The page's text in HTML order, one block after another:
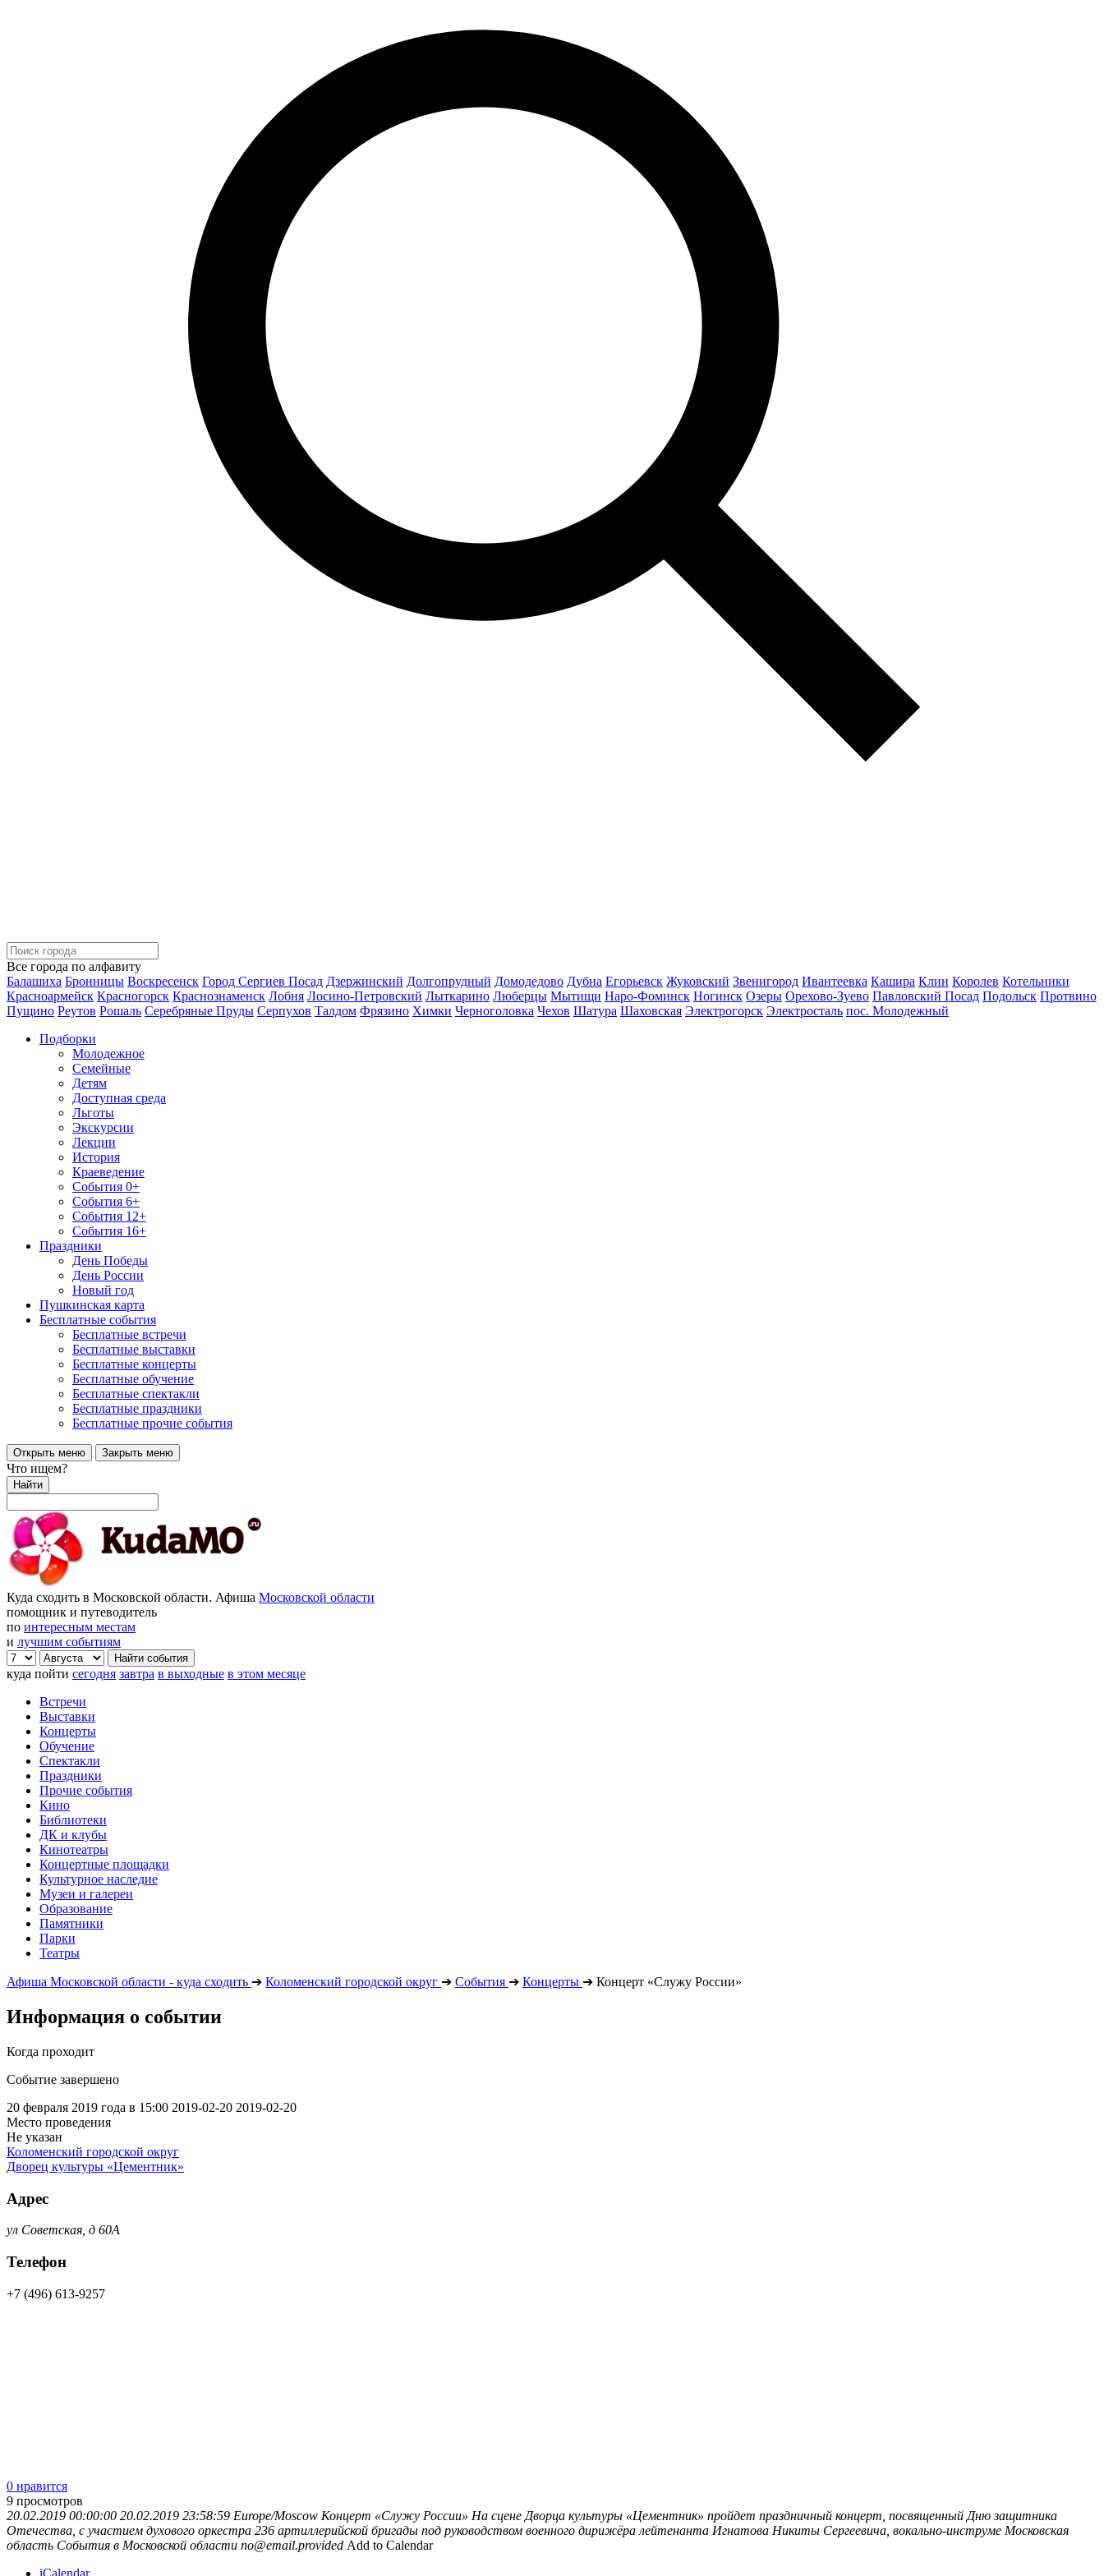
Все города по алфавиту
Балашиха Бронницы Воскресенск Город Сергиев Посад Дзержинский Долгопрудный Домодедово Дубна Егорьевск Жуковский Звенигород Ивантеевка Кашира Клин Королев Котельники
Красноармейск Красногорск Краснознаменск Лобня Лосино-Петровский Лыткарино Люберцы Мытищи Наро-Фоминск Ногинск Озеры Орехово-Зуево Павловский Посад Подольск Протвино
Пущино Реутов Рошаль Серебряные Пруды Серпухов Талдом Фрязино Химки Черноголовка Чехов Шатура Шаховская Электрогорск Электросталь пос. Молодежный
Подборки
Молодежное
Семейные
Детям
Доступная среда
Льготы
Экскурсии
Лекции
История
Краеведение
События 0+
События 6+
События 12+
События 16+
Праздники
День Победы
День России
Новый год
Пушкинская карта
Бесплатные события
Бесплатные встречи
Бесплатные выставки
Бесплатные концерты
Бесплатные обучение
Бесплатные спектакли
Бесплатные праздники
Бесплатные прочие события
Открыть меню Закрыть меню
Что ищем?
Найти
Куда сходить в Московской области. Афиша Московской области
помощник и путеводитель
по интересным местам
и лучшим событиям
куда пойти сегодня завтра в выходные в этом месяце
Встречи
Выставки
Концерты
Обучение
Спектакли
Праздники
Прочие события
Кино
Библиотеки
ДК и клубы
Кинотеатры
Концертные площадки
Культурное наследие
Музеи и галереи
Образование
Памятники
Парки
Театры
Афиша Московской области - куда сходить ➔ Коломенский городской округ ➔ События ➔ Концерты ➔ Концерт «Служу России»
Информация о событии
Когда проходит
Событие завершено
20 февраля 2019 года в 15:00 2019-02-20 2019-02-20
Место проведения
Не указан
Коломенский городской округ
Дворец культуры «Цементник»
Адрес
ул Советская, д 60А
Телефон
+7 (496) 613-9257
0 нравится
9 просмотров
20.02.2019 00:00:00 20.02.2019 23:58:59 Europe/Moscow Концерт «Служу России» На сцене Дворца культуры «Цементник» пройдет праздничный концерт, посвященный Дню защитника
Отечества, с участием духового оркестра 236 артиллерийской бригады под руководством военного дирижёра лейтенанта Игнатова Никиты Сергеевича, вокально-инструме Московская
область События в Московской области no@email.provided Add to Calendar
iCalendar